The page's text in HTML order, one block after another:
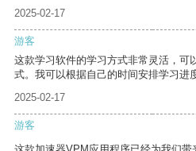
2025-02-17
游客
这款学习软件的学习方式非常灵活，可
式。我可以根据自己的时间安排学习进
2025-02-17
游客